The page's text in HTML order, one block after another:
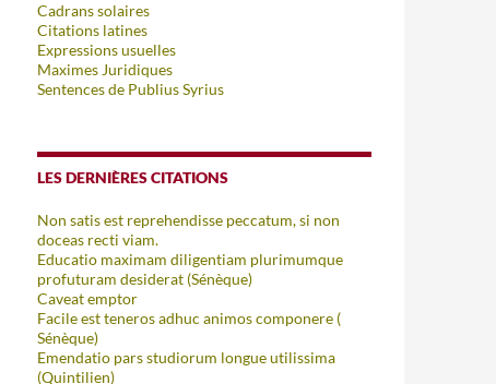
Cadrans solaires
Citations latines
Expressions usuelles
Maximes Juridiques
Sentences de Publius Syrius
LES DERNIÈRES CITATIONS
Non satis est reprehendisse peccatum, si non
doceas recti viam.
Educatio maximam diligentiam plurimumque
profuturam desiderat (Sénèque)
Caveat emptor
Facile est teneros adhuc animos componere (
Sénèque)
Emendatio pars studiorum longue utilissima
(Quintilien)